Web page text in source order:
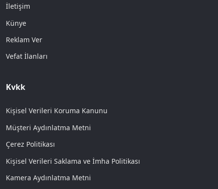
İletişim
Künye
Reklam Ver
Vefat İlanları
Kvkk
Kişisel Verileri Koruma Kanunu
Müşteri Aydınlatma Metni
Çerez Politikası
Kişisel Verileri Saklama ve İmha Politikası
Kamera Aydınlatma Metni